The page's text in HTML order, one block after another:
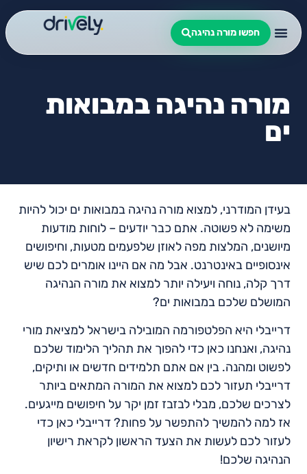
חפשו מורה נהיגה
מורה נהיגה במבואות
ים
בעידן המודרני, למצוא מורה נהיגה במבואות ים יכול להיות
משימה לא פשוטה. אתם כבר יודעים – לוחות מודעות
מיושנים, המלצות מפה לאוזן שלפעמים מטעות, וחיפושים
אינסופיים באינטרנט. אבל מה אם היינו אומרים לכם שיש
דרך קלה, נוחה ויעילה יותר למצוא את מורה הנהיגה
המושלם שלכם במבואות ים?
דרייבלי היא הפלטפורמה המובילה בישראל למציאת מורי
נהיגה, ואנחנו כאן כדי להפוך את תהליך הלימוד שלכם
לפשוט ומהנה. בין אם אתם תלמידים חדשים או ותיקים,
דרייבלי תעזור לכם למצוא את המורה המתאים ביותר
לצרכים שלכם, מבלי לבזבז זמן יקר על חיפושים מייגעים.
אז למה להמשיך להתפשר על פחות? דרייבלי כאן כדי
לעזור לכם לעשות את הצעד הראשון לקראת רישיון
הנהיגה שלכם!